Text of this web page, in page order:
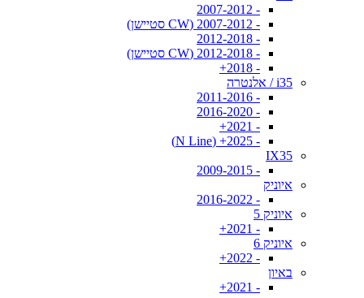
- 2007-2012
- 2007-2012 (CW סטיישן)
- 2012-2018
- 2012-2018 (CW סטיישן)
- 2018+
i35 / אלנטרה
- 2011-2016
- 2016-2020
- 2021+
- 2025+ (N Line)
IX35
- 2009-2015
איוניק
- 2016-2022
איוניק 5
- 2021+
איוניק 6
- 2022+
באיון
- 2021+